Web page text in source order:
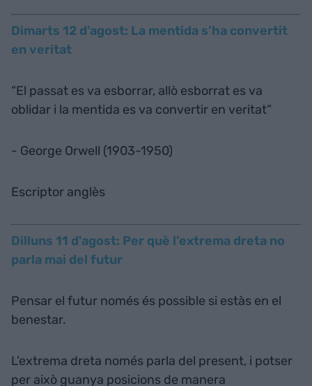
Dimarts 12 d'agost: La mentida s’ha convertit
en veritat
“El passat es va esborrar, allò esborrat es va
oblidar i la mentida es va convertir en veritat”
- George Orwell (1903-1950)
Escriptor anglès
Dilluns 11 d'agost: Per què l’extrema dreta no
parla mai del futur
Pensar el futur només és possible si estàs en el
benestar.
L’extrema dreta només parla del present, i potser
per això guanya posicions de manera